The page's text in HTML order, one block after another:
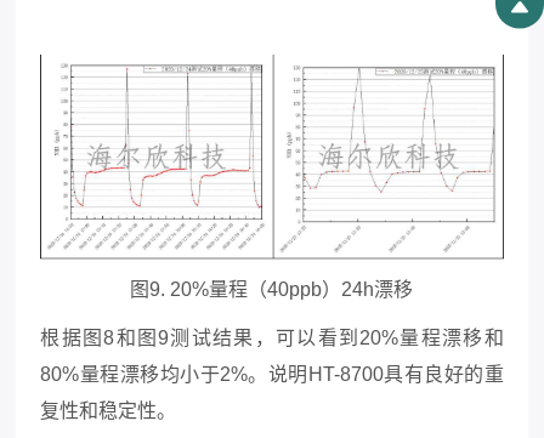
图9. 20%量程（40ppb）24h漂移
根据图8和图9测试结果，可以看到20%量程漂移和
80%量程漂移均小于2%。说明HT-8700具有良好的重
复性和稳定性。